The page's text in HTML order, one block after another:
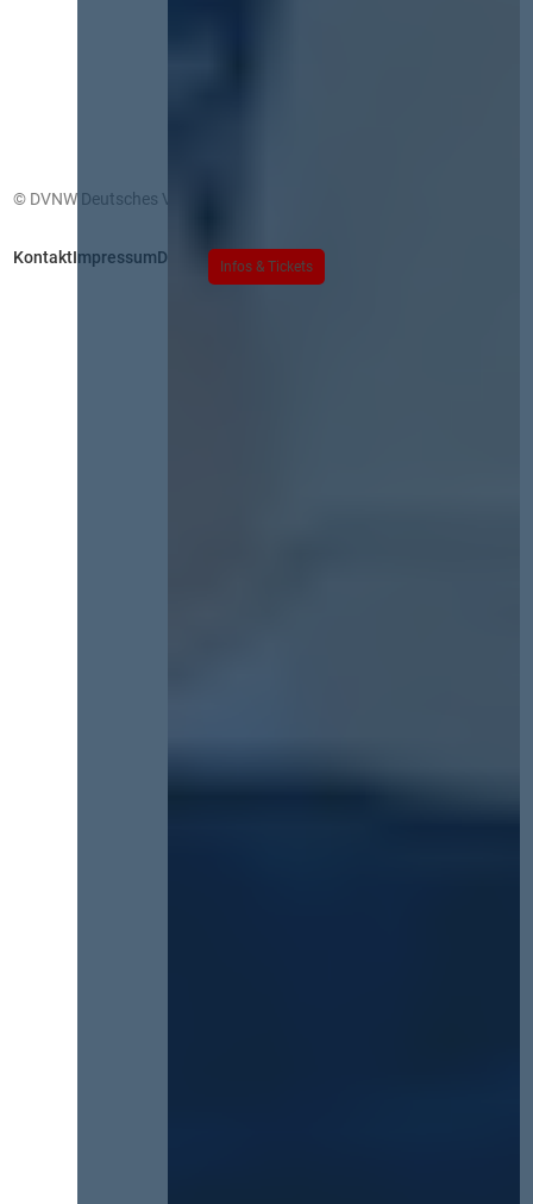
Infos & Tickets
© DVNW Deutsches Vergabenetzwerk GmbH
KontaktImpressumDatenschutz